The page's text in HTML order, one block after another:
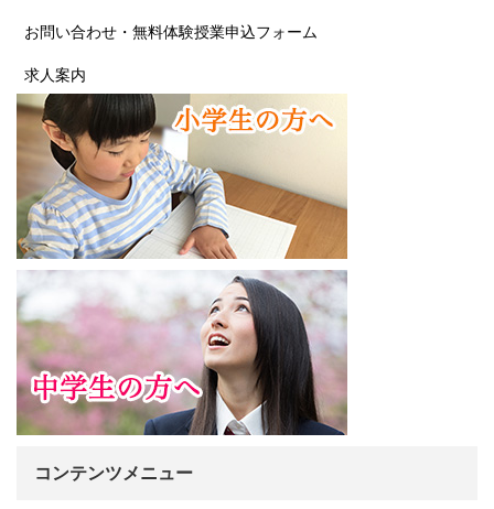
お問い合わせ・無料体験授業申込フォーム
求人案内
コンテンツメニュー